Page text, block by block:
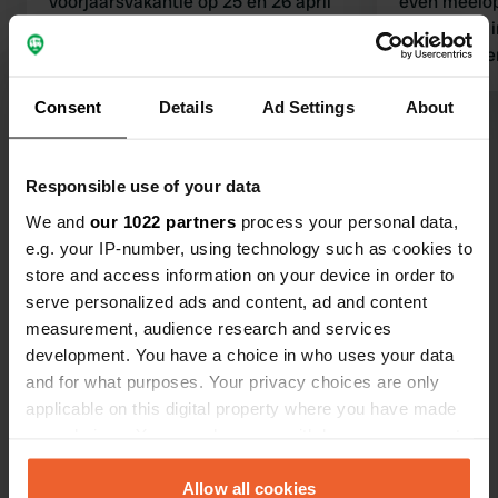
Consent Details Ad Settings About
Responsible use of your data
We and our 1022 partners process your personal data,
e.g. your IP-number, using technology such as cookies to
store and access information on your device in order to
serve personalized ads and content, ad and content
measurement, audience research and services
development. You have a choice in who uses your data
and for what purposes. Your privacy choices are only
applicable on this digital property where you have made
any time from the Cookie Declaration or by clicking on
the Privacy trigger icon.Allow all cookies
goed en goede fietsomgeving.
prima,
receptie.
fietsen. Wij
Ben jij hier geweest?
Contact
Roskampweg 5
7778 HJ, Hardenberg, Nederland
Kopiëren